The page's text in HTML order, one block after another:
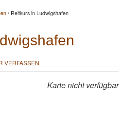
/Reitkurs in Ludwigshafen
VERFASSEN
Karte nicht verfügbar